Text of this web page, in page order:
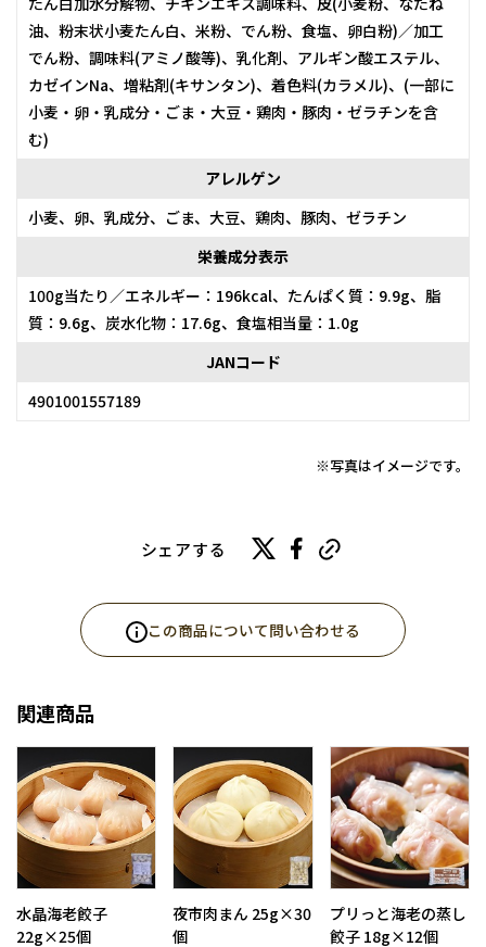
油、粉末状小麦たん白、米粉、でん粉、食塩、卵白粉)／加工
でん粉、調味料(アミノ酸等)、乳化剤、アルギン酸エステル、
カゼインNa、増粘剤(キサンタン)、着色料(カラメル)、(一部に
小麦・卵・乳成分・ごま・大豆・鶏肉・豚肉・ゼラチンを含
む)
アレルゲン
小麦、卵、乳成分、ごま、大豆、鶏肉、豚肉、ゼラチン
栄養成分表示
100g当たり／エネルギー：196kcal、たんぱく質：9.9g、脂
質：9.6g、炭水化物：17.6g、食塩相当量：1.0g
JANコード
4901001557189
※写真はイメージです。
シェアする
この商品について問い合わせる
関連商品
水晶海老餃子
22g×25個
夜市肉まん 25g×30
個
プリっと海老の蒸し
餃子 18g×12個